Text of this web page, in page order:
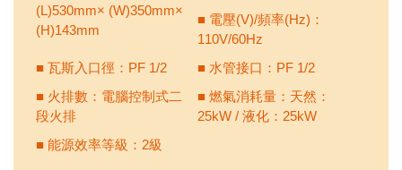
(L)530mm× (W)350mm×
(H)143mm
■ 電壓(V)/頻率(Hz)：
110V/60Hz
■ 瓦斯入口徑：PF 1/2
■ 水管接口：PF 1/2
■ 火排數：電腦控制式二
段火排
■ 燃氣消耗量：天然：
25kW / 液化：25kW
■ 能源效率等級：2級